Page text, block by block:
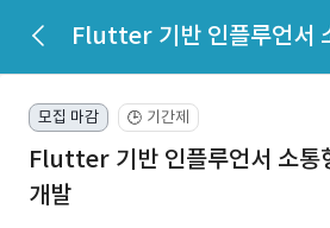
모집 마감 🕒 기간제
Flutter 기반 인플루언서 소통
개발